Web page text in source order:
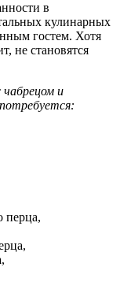
в
кулинарных
гостем. Хотя
не становятся
чабрецом и
перца,